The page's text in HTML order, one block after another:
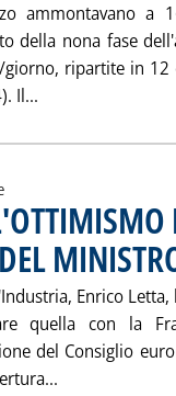
ammontavano
della nona fase
ripartite in 12
Il...
Enrico
quella con la
del Consiglio